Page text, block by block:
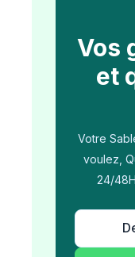
Vos
et
Votre
voulez,
24/